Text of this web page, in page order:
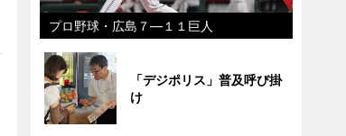
プロ野球・広島７―１１巨人
「デジポリス」普及呼び掛
け